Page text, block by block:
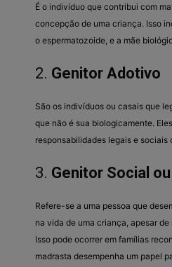
É o indivíduo que contribui com
concepção de uma criança. Isso
o espermatozoide, e a mãe
2. Genitor Adotivo
São os indivíduos ou casais que
que não é sua biologicamente.
responsabilidades legais e sociais
3. Genitor Social
Refere-se a uma pessoa que
na vida de uma criança, apesar
Isso pode ocorrer em famílias
madrasta desempenha um papel